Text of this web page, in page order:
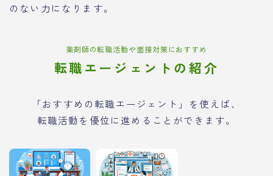
のない力になります。
薬剤師の転職活動や面接対策におすすめ
転職エージェントの紹介
「おすすめの転職エージェント」を使えば、
転職活動を優位に進めることができます。